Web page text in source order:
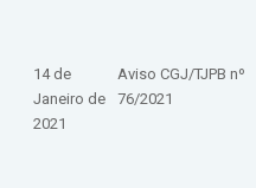
14 de
Janeiro de
2021
Aviso CGJ/TJPB nº
76/2021